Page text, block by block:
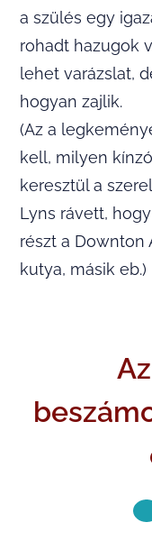
a szülés egy
rohadt hazugok
lehet varázslat,
hogyan zajlik.
(Az a
kell, milyen
keresztül a
Lyns rávett,
részt a Downton
kutya, másik eb.)